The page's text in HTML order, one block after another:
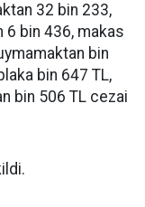
32 bin 233,
bin 436, makas
bin
bin 647 TL,
bin 506 TL cezai